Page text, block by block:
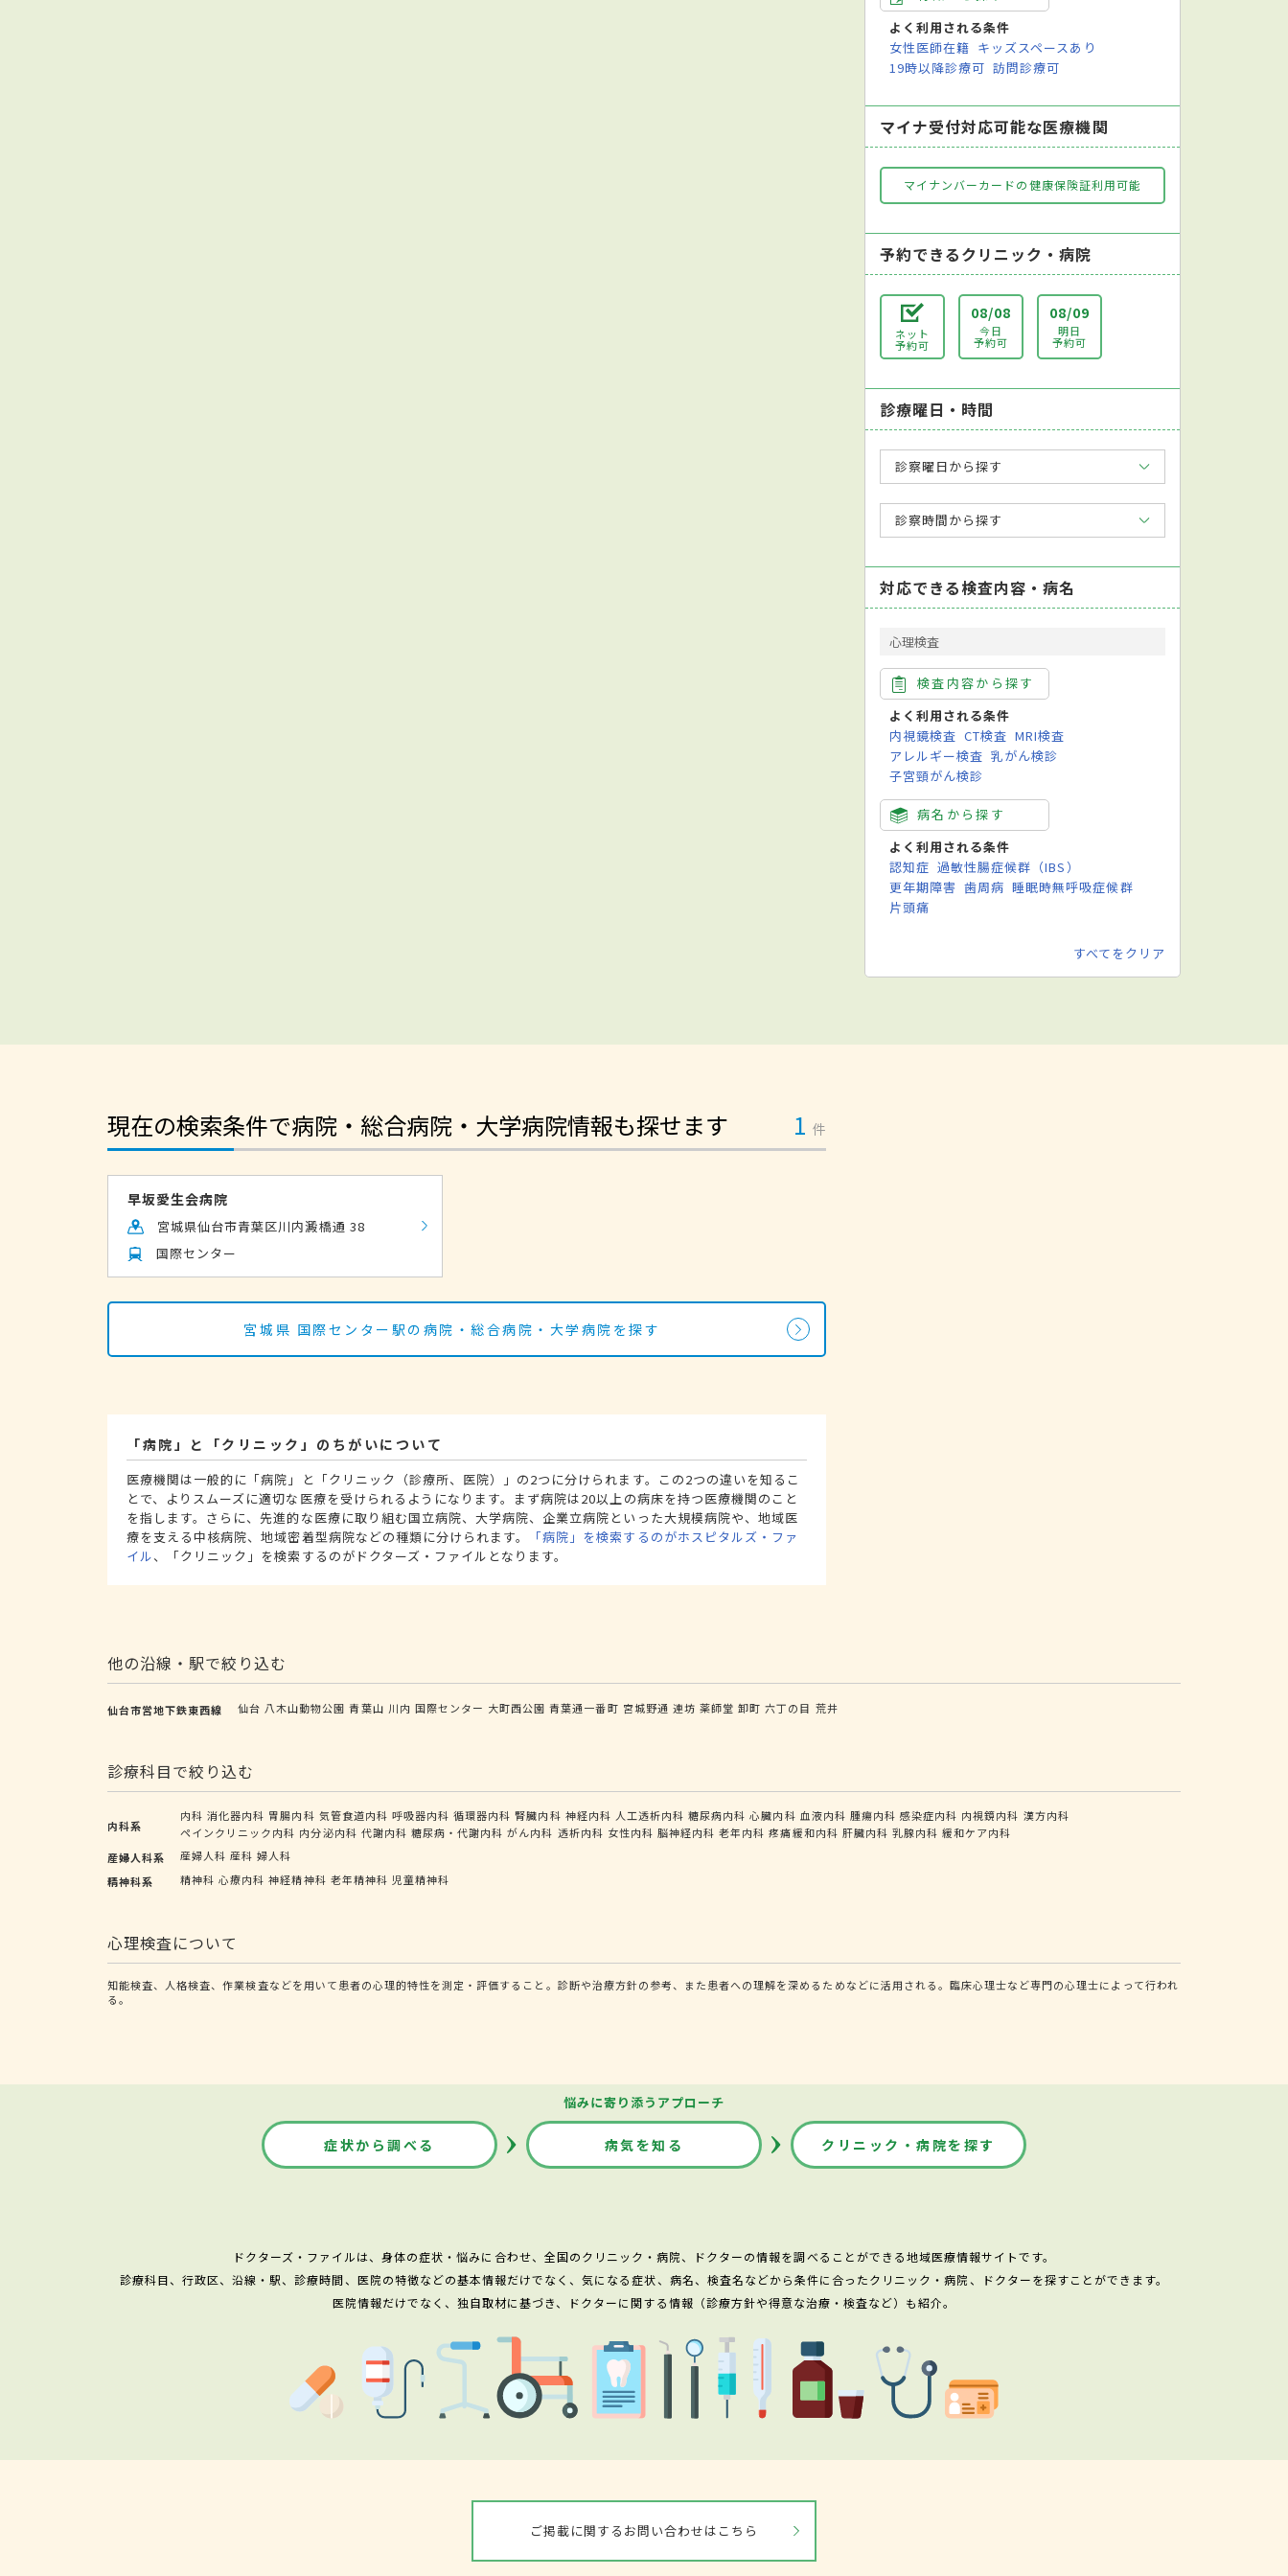
よく利用される条件
女性医師在籍 キッズスペースあり
19時以降診療可 訪問診療可
マイナ受付対応可能な医療機関
マイナンバーカードの健康保険証利用可能
予約できるクリニック・病院
ネット
予約可
08/08
今日
予約可
08/09
明日
予約可
診療曜日・時間
診察曜日から探す
診察時間から探す
対応できる検査内容・病名
心理検査
検査内容から探す
よく利用される条件
内視鏡検査 CT検査 MRI検査
アレルギー検査 乳がん検診
子宮頸がん検診
病名から探す
よく利用される条件
認知症 過敏性腸症候群（IBS）
更年期障害 歯周病 睡眠時無呼吸症候群
片頭痛
すべてをクリア
現在の検索条件で病院・総合病院・大学病院情報も探せます 1 件
早坂愛生会病院
宮城県仙台市青葉区川内澱橋通 38
国際センター
宮城県 国際センター駅の病院・総合病院・大学病院を探す
「病院」と「クリニック」のちがいについて
医療機関は一般的に「病院」と「クリニック（診療所、医院）」の2つに分けられます。この2つの違いを知るこ
とで、よりスムーズに適切な医療を受けられるようになります。まず病院は20以上の病床を持つ医療機関のこと
を指します。さらに、先進的な医療に取り組む国立病院、大学病院、企業立病院といった大規模病院や、地域医
療を支える中核病院、地域密着型病院などの種類に分けられます。
「病院」を検索するのがホスピタルズ・ファ
イル、「クリニック」を検索するのがドクターズ・ファイルとなります。
他の沿線・駅で絞り込む
仙台市営地下鉄東西線 仙台 八木山動物公園 青葉山 川内 国際センター 大町西公園 青葉通一番町 宮城野通 連坊 薬師堂 卸町 六丁の目 荒井
診療科目で絞り込む
内科系
内科 消化器内科 胃腸内科 気管食道内科 呼吸器内科 循環器内科 腎臓内科 神経内科 人工透析内科 糖尿病内科 心臓内科 血液内科 腫瘍内科 感染症内科 内視鏡内科 漢方内科
ペインクリニック内科 内分泌内科 代謝内科 糖尿病・代謝内科 がん内科 透析内科 女性内科 脳神経内科 老年内科 疼痛緩和内科 肝臓内科 乳腺内科 緩和ケア内科
産婦人科系
産婦人科 産科 婦人科
精神科系
精神科 心療内科 神経精神科 老年精神科 児童精神科
心理検査について
知能検査、人格検査、作業検査などを用いて患者の心理的特性を測定・評価すること。診断や治療方針の参考、また患者への理解を深めるためなどに活用される。臨床心理士など専門の心理士によって行われ
る。
悩みに寄り添うアプローチ
症状から調べる 病気を知る クリニック・病院を探す
ドクターズ・ファイルは、身体の症状・悩みに合わせ、全国のクリニック・病院、ドクターの情報を調べることができる地域医療情報サイトです。
診療科目、行政区、沿線・駅、診療時間、医院の特徴などの基本情報だけでなく、気になる症状、病名、検査名などから条件に合ったクリニック・病院、ドクターを探すことができます。
医院情報だけでなく、独自取材に基づき、ドクターに関する情報（診療方針や得意な治療・検査など）も紹介。
ご掲載に関するお問い合わせはこちら